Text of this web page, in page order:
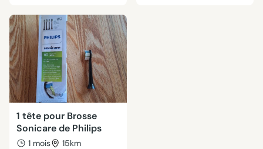
1 tête pour Brosse
Sonicare de Philips
1 mois 15km